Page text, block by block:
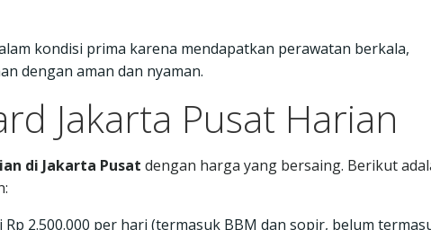
kondisi prima karena mendapatkan perawatan berkala,
dengan aman dan nyaman.
Jakarta Pusat Harian
di Jakarta Pusat dengan harga yang bersaing. Berikut
Rp 2.500.000 per hari (termasuk BBM dan sopir, belum